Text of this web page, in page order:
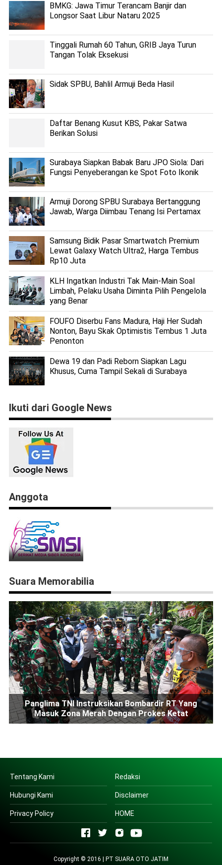
BMKG: Jawa Timur Terancam Banjir dan
Longsor Saat Libur Nataru 2025
Tinggali Rumah 60 Tahun, GRIB Jaya Turun
Tangan Tolak Eksekusi
Sidak SPBU, Bahlil Armuji Beda Hasil
Daftar Benang Kusut KBS, Pakar Satwa
Berikan Solusi
Surabaya Siapkan Babak Baru JPO Siola: Dari
Fungsi Penyeberangan ke Spot Foto Ikonik
Armuji Dorong SPBU Surabaya Bertanggung
Jawab, Warga Diimbau Tenang Isi Pertamax
Samsung Bidik Pasar Smartwatch Premium
Lewat Galaxy Watch Ultra2, Harga Tembus
Rp10 Juta
KLH Ingatkan Industri Tak Main-Main Soal
Limbah, Pelaku Usaha Diminta Pilih Pengelola
yang Benar
FOUFO Diserbu Fans Madura, Haji Her Sudah
Nonton, Bayu Skak Optimistis Tembus 1 Juta
Penonton
Dewa 19 dan Padi Reborn Siapkan Lagu
Khusus, Cuma Tampil Sekali di Surabaya
Ikuti dari Google News
Anggota
Suara Memorabilia
Panglima TNI Instruksikan Bombardir RT Yang
Masuk Zona Merah Dengan Prokes Ketat
Tentang Kami Redaksi
Hubungi Kami Disclaimer
Privacy Policy HOME
Copyright © 2016 | PT SUARA OTO JATIM